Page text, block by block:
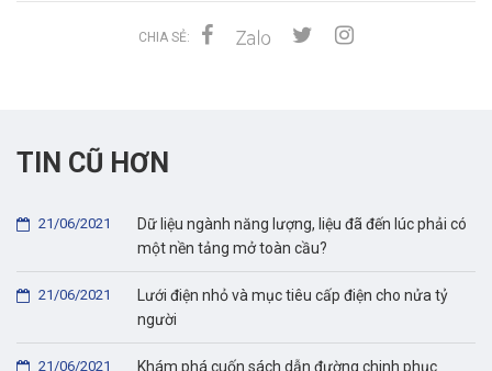
CHIA SẺ:
TIN CŨ HƠN
Dữ liệu ngành năng lượng, liệu đã đến lúc phải có
một nền tảng mở toàn cầu?
21/06/2021
Lưới điện nhỏ và mục tiêu cấp điện cho nửa tỷ
người
21/06/2021
Khám phá cuốn sách dẫn đường chinh phục
21/06/2021